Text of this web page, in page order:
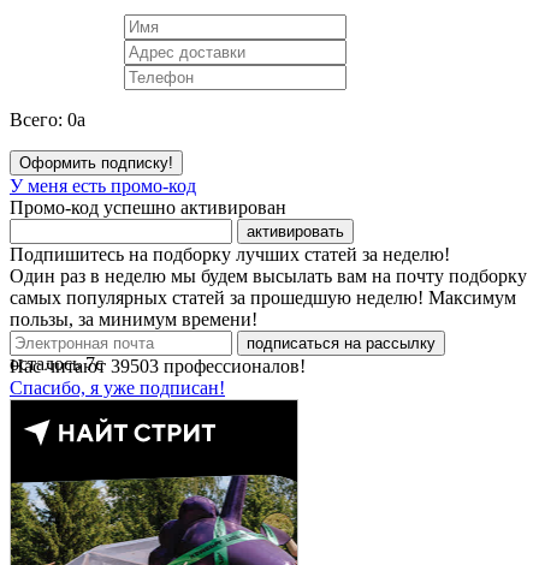
Всего: 0a
Оформить подписку!
У меня есть промо-код
Промо-код успешно активирован
активировать
Подпишитесь на подборку лучших статей за неделю!
Один раз в неделю мы будем высылать вам на почту подборку
самых популярных статей за прошедшую неделю! Максимум
пользы, за минимум времени!
подписаться на рассылку
Нас читают 39503 профессионалов!
Спасибо, я уже подписан!
осталось7с